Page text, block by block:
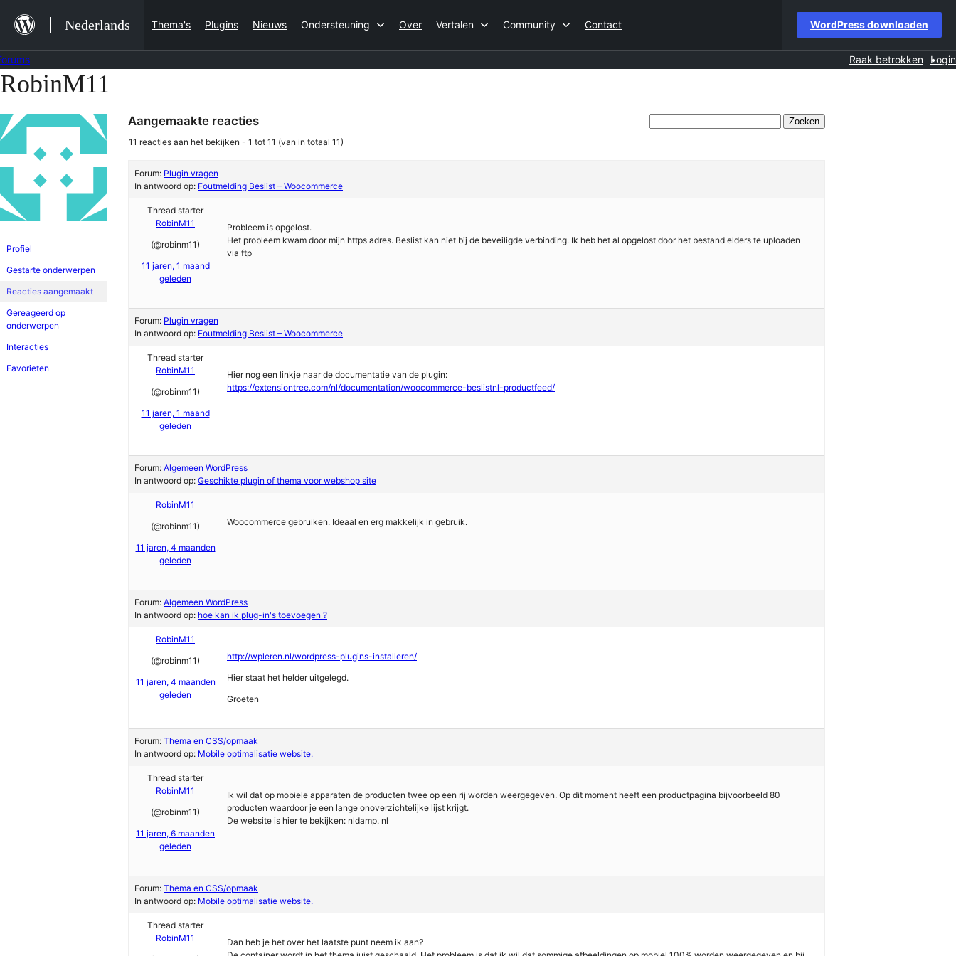
naar
de
inhoud
Nederlands Thema's Plugins Nieuws Ondersteuning Over Vertalen Community Contact WordPress downloaden
Raak betrokken Login
Ga
de
inhoud
RobinM11
Profiel
Gestarte onderwerpen
Reacties aangemaakt
Gereageerd op
onderwerpen
Interacties
Favorieten
Aangemaakte reacties
11 reacties aan het bekijken - 1 tot 11 (van in totaal 11)
Forum: Plugin vragen
In antwoord op: Foutmelding Beslist – Woocommerce
Thread starter
RobinM11
(@robinm11)
11 jaren, 1 maand
geleden
Probleem is opgelost.
Het probleem kwam door mijn https adres. Beslist kan niet bij de beveiligde verbinding. Ik heb het al opgelost door het bestand elders te uploaden
via ftp
Forum: Plugin vragen
In antwoord op: Foutmelding Beslist – Woocommerce
Thread starter
RobinM11
(@robinm11)
11 jaren, 1 maand
geleden
Hier nog een linkje naar de documentatie van de plugin:
https://extensiontree.com/nl/documentation/woocommerce-beslistnl-productfeed/
Forum: Algemeen WordPress
In antwoord op: Geschikte plugin of thema voor webshop site
RobinM11
(@robinm11)
11 jaren, 4 maanden
geleden
Woocommerce gebruiken. Ideaal en erg makkelijk in gebruik.
Forum: Algemeen WordPress
In antwoord op: hoe kan ik plug-in's toevoegen ?
RobinM11
(@robinm11)
11 jaren, 4 maanden
geleden
http://wpleren.nl/wordpress-plugins-installeren/
Hier staat het helder uitgelegd.
Groeten
Forum: Thema en CSS/opmaak
In antwoord op: Mobile optimalisatie website.
Thread starter
RobinM11
(@robinm11)
11 jaren, 6 maanden
geleden
Ik wil dat op mobiele apparaten de producten twee op een rij worden weergegeven. Op dit moment heeft een productpagina bijvoorbeeld 80
producten waardoor je een lange onoverzichtelijke lijst krijgt.
De website is hier te bekijken: nldamp. nl
Forum: Thema en CSS/opmaak
In antwoord op: Mobile optimalisatie website.
Thread starter
RobinM11
Dan heb je het over het laatste punt neem ik aan?